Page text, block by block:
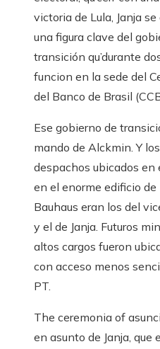
victoria de Lula, Janja
una figura clave del
transición qu’durante
funcion en la sede del
del Banco de Brasil
Ese gobierno de
mando de Alckmin. Y
despachos ubicados en
en el enorme edificio de
Bauhaus eran los del
y el de Janja. Futuros
altos cargos fueron
con acceso menos
PT.
The ceremonia of
en asunto de Janja, que